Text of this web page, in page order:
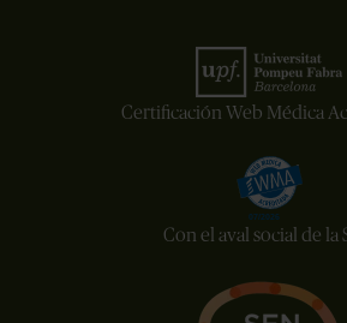
Certificación Web Médica
Con el aval social de la